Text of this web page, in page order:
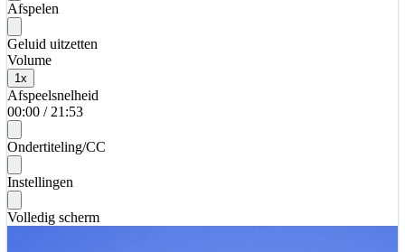
Afspelen
Geluid uitzetten
Volume
1x
Afspeelsnelheid
00:00 / 21:53
Ondertiteling/CC
Instellingen
Volledig scherm